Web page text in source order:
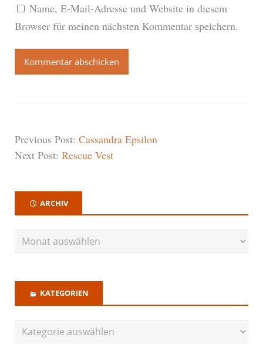
Name, E-Mail-Adresse und Website in diesem
Browser für meinen nächsten Kommentar speichern.
Previous Post: Cassandra Epsilon
Next Post: Rescue Vest
ARCHIV
KATEGORIEN